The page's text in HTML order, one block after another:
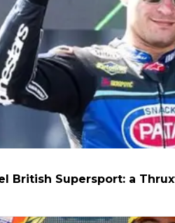
British Supersport: a